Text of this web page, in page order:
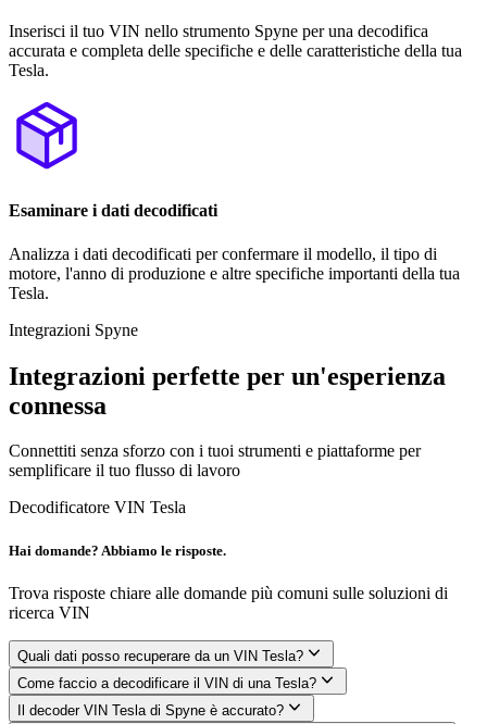
Inserisci il tuo VIN nello strumento Spyne per una decodifica
accurata e completa delle specifiche e delle caratteristiche della tua
Tesla.
Esaminare i dati decodificati
Analizza i dati decodificati per confermare il modello, il tipo di
motore, l'anno di produzione e altre specifiche importanti della tua
Tesla.
Integrazioni Spyne
Integrazioni perfette per un'esperienza
connessa
Connettiti senza sforzo con i tuoi strumenti e piattaforme per
semplificare il tuo flusso di lavoro
Decodificatore VIN Tesla
Hai domande? Abbiamo le risposte.
Trova risposte chiare alle domande più comuni sulle soluzioni di
ricerca VIN
Quali dati posso recuperare da un VIN Tesla?
Come faccio a decodificare il VIN di una Tesla?
Il decoder VIN Tesla di Spyne è accurato?